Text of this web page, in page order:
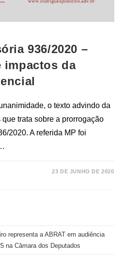
936/2020 –
impactos da
o texto advindo da
trata sobre a prorrogação
2020. A referida MP foi
23 DE JUNHO DE 2020
representa a ABRAT em audiência
na Câmara dos Deputados